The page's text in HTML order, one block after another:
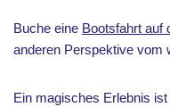
Buche eine Bootsfahrt auf
anderen Perspektive vom
Ein magisches Erlebnis ist